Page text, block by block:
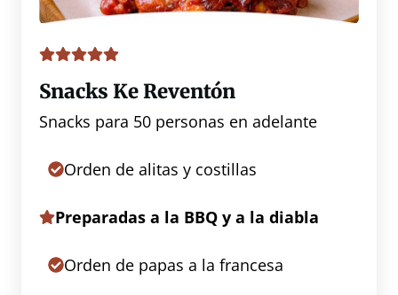
Snacks Ke Reventón
Snacks para 50 personas en adelante
Orden de alitas y costillas
Preparadas a la BBQ y a la diabla
Orden de papas a la francesa